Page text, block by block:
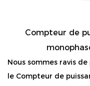
Compteur de
Nous sommes ravis
le Compteur de